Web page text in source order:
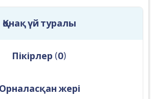
Қонақ үй туралы
Пікірлер (0)
Орналасқан жері